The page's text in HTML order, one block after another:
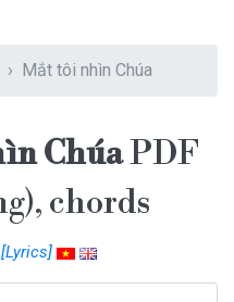
Mắt tôi nhìn Chúa
ChúaPDF
chords
[Lyrics]